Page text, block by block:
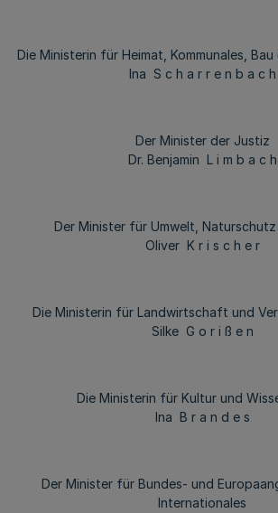
Die Ministerin für Heimat, Kommunales,
Ina S c h a r r e n b a c h
Der Minister der Justiz
Dr. Benjamin L i m b a c h
Der Minister für Umwelt, Naturschutz
Oliver K r i s c h e r
Die Ministerin für Landwirtschaft und
Silke G o r i ß e n
Die Ministerin für Kultur und
Ina B r a n d e s
Der Minister für Bundes- und
Internationales